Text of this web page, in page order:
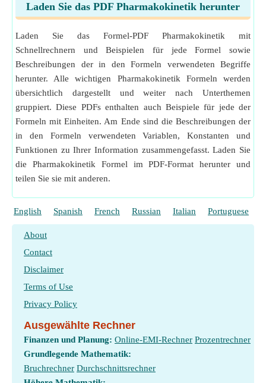
Laden Sie das PDF Pharmakokinetik herunter
Laden Sie das Formel-PDF Pharmakokinetik mit
Schnellrechnern und Beispielen für jede Formel sowie
Beschreibungen der in den Formeln verwendeten Begriffe
herunter. Alle wichtigen Pharmakokinetik Formeln werden
übersichtlich dargestellt und weiter nach Unterthemen
gruppiert. Diese PDFs enthalten auch Beispiele für jede der
Formeln mit Einheiten. Am Ende sind die Beschreibungen der
in den Formeln verwendeten Variablen, Konstanten und
Funktionen zu Ihrer Information zusammengefasst. Laden Sie
die Pharmakokinetik Formel im PDF-Format herunter und
teilen Sie sie mit anderen.
English Spanish French Russian Italian Portuguese
About
Contact
Disclaimer
Terms of Use
Privacy Policy
Ausgewählte Rechner
Finanzen und Planung: Online-EMI-Rechner Prozentrechner
Grundlegende Mathematik:
Bruchrechner Durchschnittsrechner